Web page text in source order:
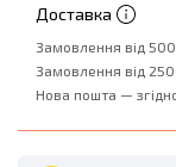
Доставка
Замовлення від
Замовлення від
Нова пошта —